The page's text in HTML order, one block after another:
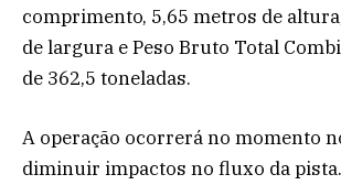
comprimento, 5,65 metros de
de largura e Peso Bruto Total
de 362,5 toneladas.
A operação ocorrerá no momento
diminuir impactos no fluxo da